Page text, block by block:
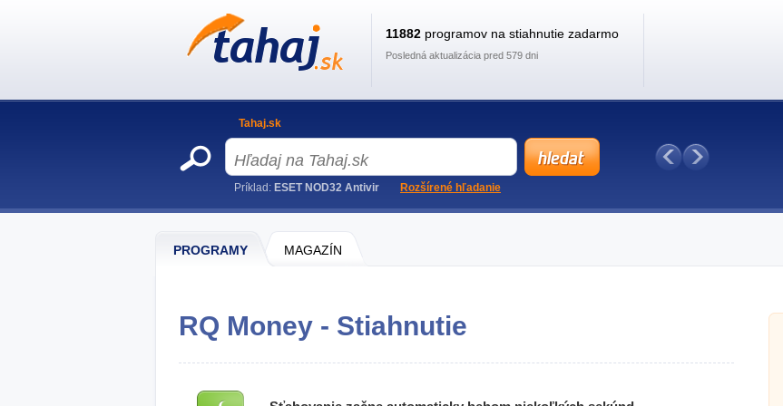
PROGRAMY MAGAZÍN
RQ Money - Stiahnutie
11882 programov na stiahnutie zadarmo
Posledná aktualizácia pred 579 dni
Tahaj.sk
Príklad: ESET NOD32 Antivir Rozšírené hľadanie